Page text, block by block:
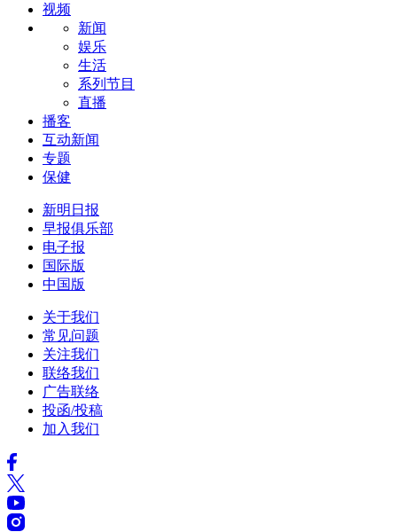
视频
新闻
娱乐
生活
系列节目
直播
播客
互动新闻
专题
保健
新明日报
早报俱乐部
电子报
国际版
中国版
关于我们
常见问题
关注我们
联络我们
广告联络
投函/投稿
加入我们